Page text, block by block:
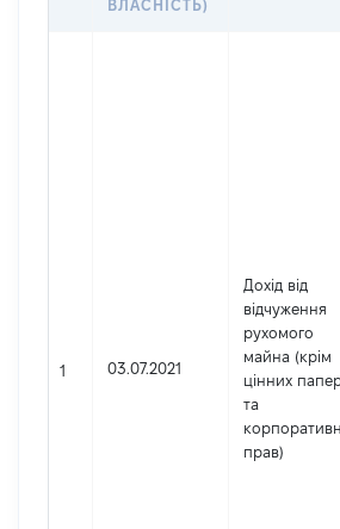
ВЛАСНІСТЬ)
1 03.07.2021
Дохід від
відчуження
рухомого
майна (крім
цінних
та
прав)